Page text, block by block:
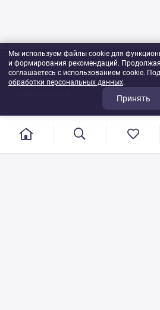
760 ₽
1шт
Мы используем файлы cookie для
и формирования рекомендаций.
соглашаетесь с использованием cookie.
обработки персональных данных.
Принять